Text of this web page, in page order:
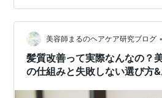
ミルクじゃなくてもいいのかとい
いきますね。 ​1. リケラエマルジ
美容師まるのヘアケア研究ブログ •
髪質改善って実際なんなの？
の仕組みと失敗しない選び方